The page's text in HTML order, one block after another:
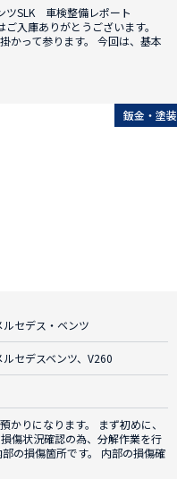
SLK 車検整備レポート
入庫ありがとうございます。
かって参ります。 今回は、基本
鈑金・塗装
ルセデス・ベンツ
ルセデスベンツ、V260
かりになります。 まず初めに、
傷状況確認の為、分解作業を行
の損傷箇所です。 内部の損傷確